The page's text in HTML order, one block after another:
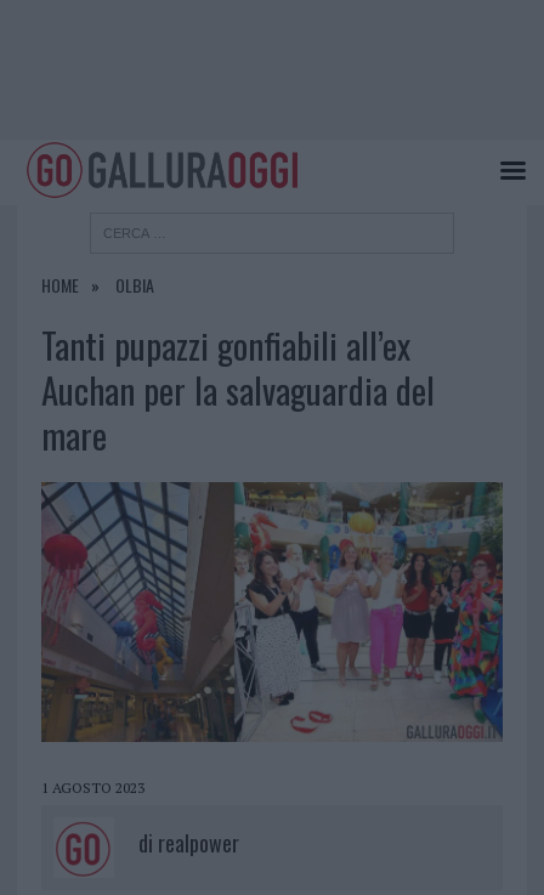
HOME OLBIA
Tanti pupazzi gonfiabili all’ex
Auchan per la salvaguardia del
mare
1 AGOSTO 2023
di realpower